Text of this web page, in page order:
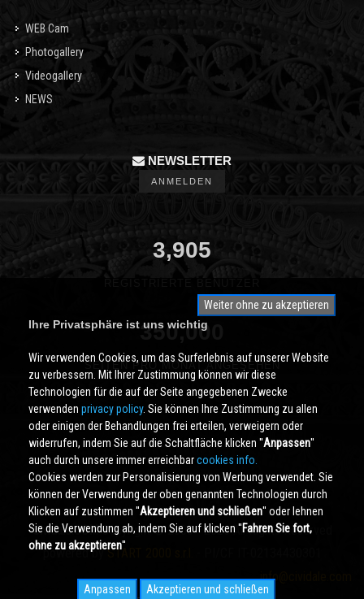
WEB Cam
Photogallery
Videogallery
NEWS
NEWSLETTER
ANMELDEN
3,905
350,000
SEITEN PRO MONAT ANGESEHEN
Cividale.COMCopyright © 2000 - 2026 All Rights Reserved
powered bySTART 2000 s.r.l.
info@cividale.com
Weiter ohne zu akzeptieren
Ihre Privatsphäre ist uns wichtig
Wir verwenden Cookies, um das Surferlebnis auf unserer Website
zu verbessern. Mit Ihrer Zustimmung können wir diese
Technologien für die auf der Seite angegebenen Zwecke
verwenden privacy policy. Sie können Ihre Zustimmung zu allen
oder einigen der Behandlungen frei erteilen, verweigern oder
widerrufen, indem Sie auf die Schaltfläche klicken ''Anpassen''
auch durch unsere immer erreichbarcookies info.
Cookies werden zur Personalisierung von Werbung verwendet. Sie
können der Verwendung der oben genannten Technologien durch
Klicken auf zustimmen ''Akzeptieren und schließen'' oder lehnen
Sie die Verwendung ab, indem Sie auf klicken ''Fahren Sie fort,
ohne zu akzeptieren''
Anpassen Akzeptieren und schließen